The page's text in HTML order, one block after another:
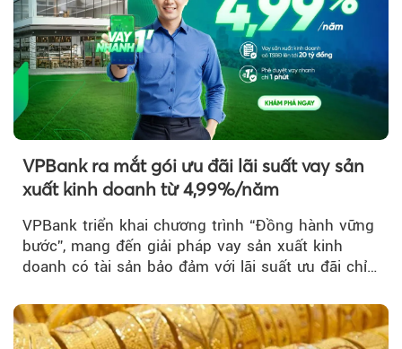
VPBank ra mắt gói ưu đãi lãi suất vay sản
xuất kinh doanh từ 4,99%/năm
VPBank triển khai chương trình “Đồng hành vững
bước”, mang đến giải pháp vay sản xuất kinh
doanh có tài sản bảo đảm với lãi suất ưu đãi chỉ